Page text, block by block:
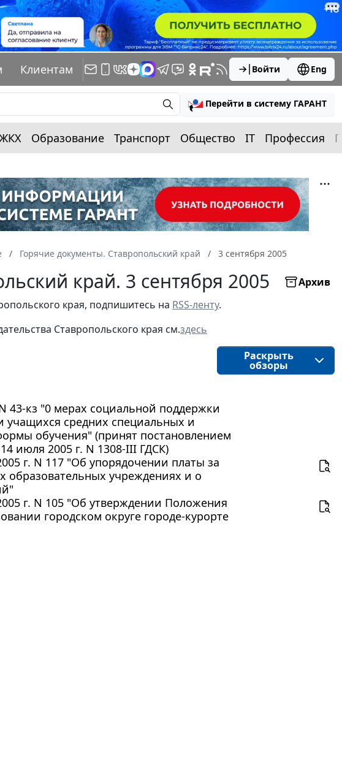
Клиентам Войти Eng
Перейти в систему ГАРАНТ
Образование Транспорт Общество IT Профессия
Горячие документы. Ставропольский край 3 сентября 2005
край. 3 сентября 2005
Архив
края, подпишитесь на RSS-ленту.
Ставропольского края см.здесь
Раскрыть
обзоры
43-кз "0 мерах социальной поддержки
средних специальных и
обучения" (принят постановлением
июля 2005 г. N 1308-III ГДСК)
г. N 117 "Об упорядочении платы за
учреждениях и о
г. N 105 "Об утверждении Положения
городском округе городе-курорте